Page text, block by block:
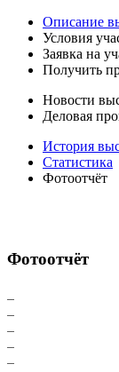
Описание
Условия
Заявка на
Получить
Новости
Деловая
История
Статистика
Фотоотчёт
Фотоотчёт